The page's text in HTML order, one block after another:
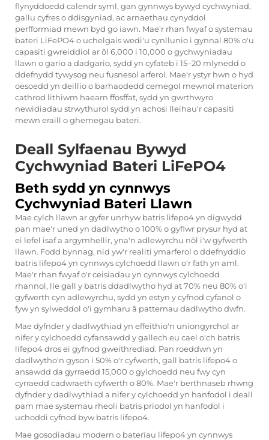
flynyddoedd calendr syml, gan gynnwys bywyd cychwyniad,
gallu cyfres o ddisgyniad, ac arnaethau cynyddol
perfformiad mewn byd go iawn. Mae'r rhan fwyaf o systemau
bateri LiFePO4 o uchelgais wedi'u cynllunio i gynnal 80% o'u
capasiti gwreiddiol ar ôl 6,000 i 10,000 o gychwyniadau
llawn o gario a dadgario, sydd yn cyfateb i 15–20 mlynedd o
ddefnydd tywysog neu fusnesol arferol. Mae'r ystyr hwn o hyd
oesoedd yn deillio o barhaodedd cemegol mewnol materion
cathrod lithiwm haearn ffosffat, sydd yn gwrthwyro
newidiadau strwythurol sydd yn achosi lleihau'r capasiti
mewn eraill o ghemegau bateri.
Deall Sylfaenau Bywyd
Cychwyniad Bateri LiFePO4
Beth sydd yn cynnwys
Cychwyniad Bateri Llawn
Mae cylch llawn ar gyfer unrhyw batris lifepo4 yn digwydd
pan mae'r uned yn dadlwytho o 100% o gyflwr prysur hyd at
ei lefel isaf a argymhellir, yna'n adlewyrchu nôl i'w gyfwerth
llawn. Fodd bynnag, nid yw'r realiti ymarferol o ddefnyddio
batris lifepo4 yn cynnwys cylchoedd llawn o'r fath yn aml.
Mae'r rhan fwyaf o'r ceisiadau yn cynnwys cylchoedd
rhannol, lle gall y batris ddadlwytho hyd at 70% neu 80% o'i
gyfwerth cyn adlewyrchu, sydd yn estyn y cyfnod cyfanol o
fyw yn sylweddol o'i gymharu â patternau dadlwytho dwfn.
Mae dyfnder y dadlwythiad yn effeithio'n uniongyrchol ar
nifer y cylchoedd cyfansawdd y gallech eu cael o'ch batris
lifepo4 dros ei gyfnod gweithrediad. Pan roeddwn yn
dadlwytho'n gyson i 50% o'r cyfwerth, gall batris lifepo4 o
ansawdd da gyrraedd 15,000 o gylchoedd neu fwy cyn
cyrraedd cadwraeth cyfwerth o 80%. Mae'r berthnaseb rhwng
dyfnder y dadlwythiad a nifer y cylchoedd yn hanfodol i deall
pam mae systemau rheoli batris priodol yn hanfodol i
uchoddi cyfnod byw batris lifepo4.
Mae gosodiadau modern o baterïau lifepo4 yn cynnwys